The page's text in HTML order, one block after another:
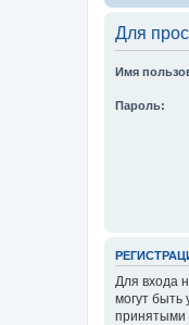
Для
Имя
Пароль:
Для входа
могут быть
принятыми